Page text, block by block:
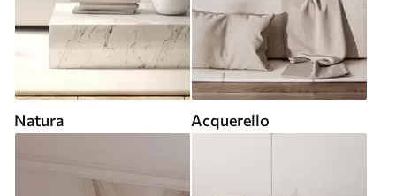
Natura Acquerello